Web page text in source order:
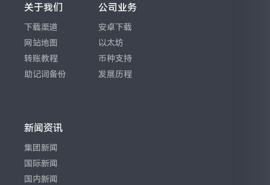
关于我们
下载渠道
网站地图
转账教程
助记词备份
公司业务
安卓下载
以太坊
币种支持
发展历程
新闻资讯
集团新闻
国际新闻
国内新闻